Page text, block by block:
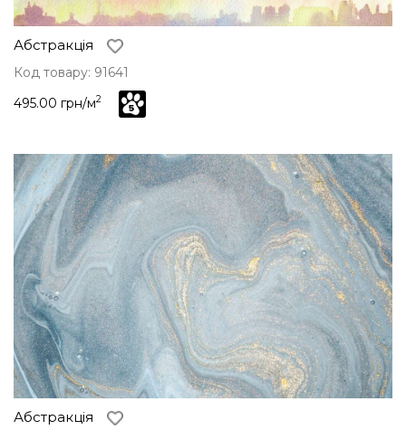
Абстракція
Код товару: 91641
495.00 грн/м2
Абстракція